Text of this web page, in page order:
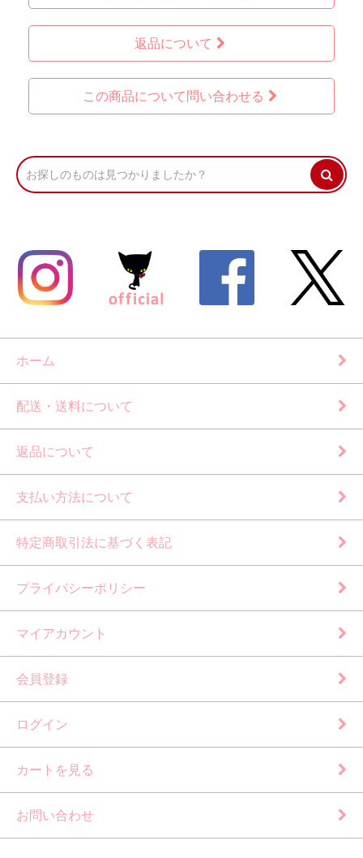
返品について
この商品について問い合わせる
ホーム
配送・送料について
返品について
支払い方法について
特定商取引法に基づく表記
プライバシーポリシー
マイアカウント
会員登録
ログイン
カートを見る
お問い合わせ